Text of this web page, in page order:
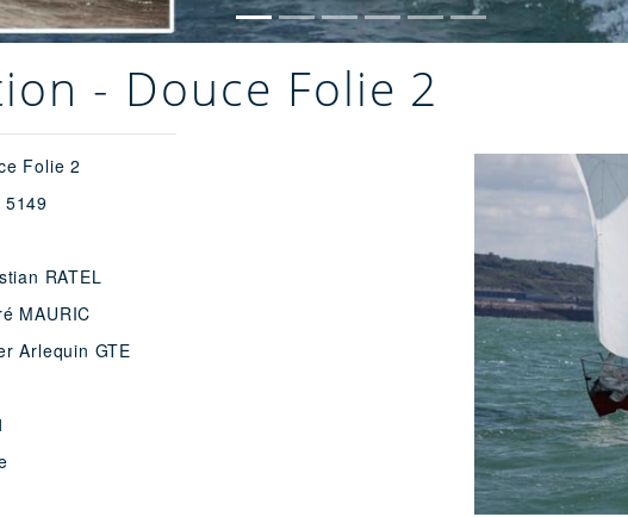
- Douce Folie 2
Folie 2
5149
RATEL
MAURIC
Arlequin GTE